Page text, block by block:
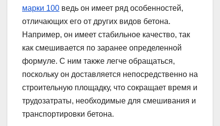
марки 100 ведь он имеет ряд особенностей,
отличающих его от других видов бетона.
Например, он имеет стабильное качество, так
как смешивается по заранее определенной
формуле. С ним также легче обращаться,
поскольку он доставляется непосредственно на
строительную площадку, что сокращает время и
трудозатраты, необходимые для смешивания и
транспортировки бетона.